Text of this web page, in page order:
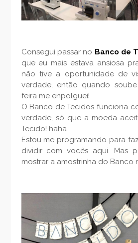
Consegui passar no Banco de
que eu mais estava ansiosa
não tive a oportunidade de
verdade, então quando
feira me enpolguei!
O Banco de Tecidos funciona
verdade, só que a moeda
Tecido! haha
Estou me programando para
dividir com vocês aqui. Mas
mostrar a amostrinha do Banco